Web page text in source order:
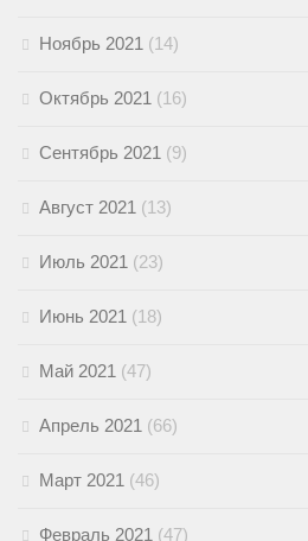
Ноябрь 2021 (14)
Октябрь 2021 (16)
Сентябрь 2021 (9)
Август 2021 (13)
Июль 2021 (23)
Июнь 2021 (18)
Май 2021 (47)
Апрель 2021 (66)
Март 2021 (46)
Февраль 2021 (47)